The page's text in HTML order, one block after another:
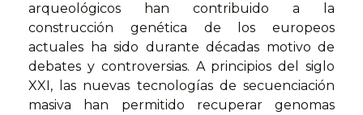
arqueológicos han contribuido a la
construcción genética de los europeos
actuales ha sido durante décadas motivo de
debates y controversias. A principios del siglo
XXI, las nuevas tecnologías de secuenciación
masiva han permitido recuperar genomas